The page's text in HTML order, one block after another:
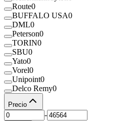
Route0
BUFFALO USA0
DML0
Peterson0
TORIN0
SBU0
Yato0
Vorel0
Unipoint0
Delco Remy0
Precio
-